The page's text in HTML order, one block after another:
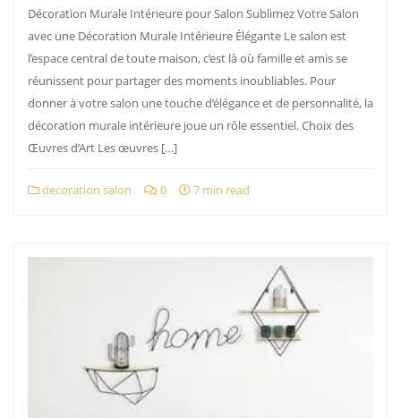
Décoration Murale Intérieure pour Salon Sublimez Votre Salon
avec une Décoration Murale Intérieure Élégante Le salon est
l’espace central de toute maison, c’est là où famille et amis se
réunissent pour partager des moments inoubliables. Pour
donner à votre salon une touche d’élégance et de personnalité, la
décoration murale intérieure joue un rôle essentiel. Choix des
Œuvres d’Art Les œuvres […]
decoration salon 0 7 min read